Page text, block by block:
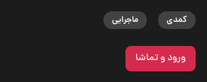
کمدی ماجرایی
ورود و تماشا